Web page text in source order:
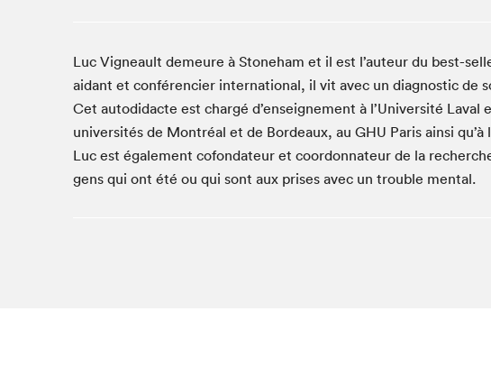
Les matins Petits bonheurs (0-5 ans)
Espace Lis-moi MTL (12-18 ans)
Le grand jeu de lecture à voix haute du Salon
Espace Montréal-Nord
Tapis rouge des écrivain·e·s
Luc Vigneault demeure à Stoneham et il est l’auteur du best-
aidant et conférencier international, il vit avec un diagnostic de
Cet autodidacte est chargé d’enseignement à l’Université
universités de Montréal et de Bordeaux, au GHU Paris ainsi
Luc est également cofondateur et coordonnateur de la
gens qui ont été ou qui sont aux prises avec un trouble mental.